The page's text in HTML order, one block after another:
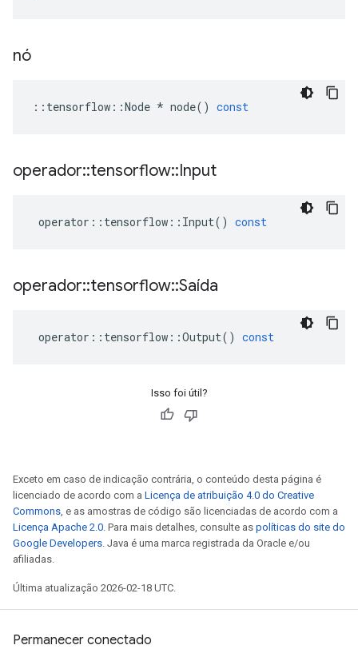
nó
:: tensorflow ::Node * node() const
operador::tensorflow::Input
operator :: tensorflow :: Input() const
operador::tensorflow::Saída
operator :: tensorflow ::Output() const
Isso foi útil?
Exceto em caso de indicação contrária, o conteúdo desta página é
licenciado de acordo com a Licença de atribuição 4.0 do Creative
Commons, e as amostras de código são licenciadas de acordo com a
Licença Apache 2.0. Para mais detalhes, consulte as políticas do site do
Google Developers. Java é uma marca registrada da Oracle e/ou
afiliadas.
Última atualização 2026-02-18 UTC.
Permanecer conectado